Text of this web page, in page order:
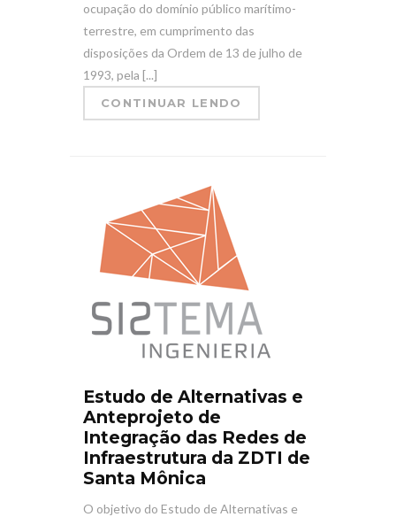
ocupação do domínio público marítimo-
terrestre, em cumprimento das
disposições da Ordem de 13 de julho de
1993, pela [...]
CONTINUAR LENDO
Estudo de Alternativas e
Anteprojeto de
Integração das Redes de
Infraestrutura da ZDTI de
Santa Mônica
O objetivo do Estudo de Alternativas e